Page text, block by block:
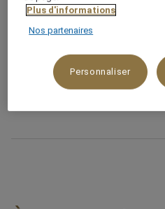
petits événements
Lumière naturelle
Terrasse et/ou
Plus d'informations
Nos partenaires
Personnaliser